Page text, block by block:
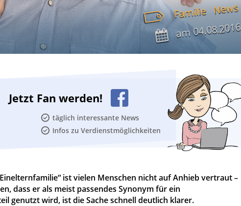
Familie News
am04.08.2016
Jetzt Fan werden!
täglich interessante News
Infos zu Verdienstmöglichkeiten
ist vielen Menschen nicht auf Anhieb vertraut –
dass er als meist passendes Synonym für ein
genutzt wird, ist die Sache schnell deutlich klarer.